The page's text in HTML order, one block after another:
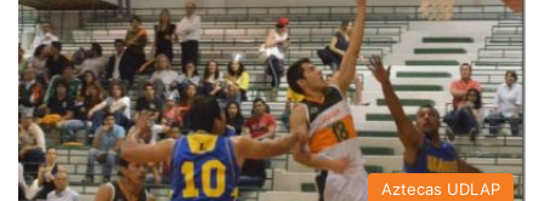
Aztecas UDLAP